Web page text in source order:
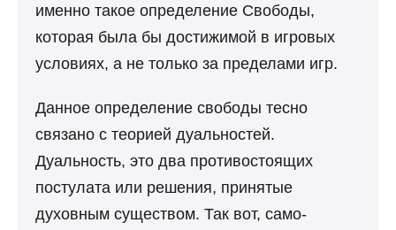
именно такое определение Свободы,
которая была бы достижимой в игровых
условиях, а не только за пределами игр.
Данное определение свободы тесно
связано с теорией дуальностей.
Дуальность, это два противостоящих
постулата или решения, принятые
духовным существом. Так вот, само-